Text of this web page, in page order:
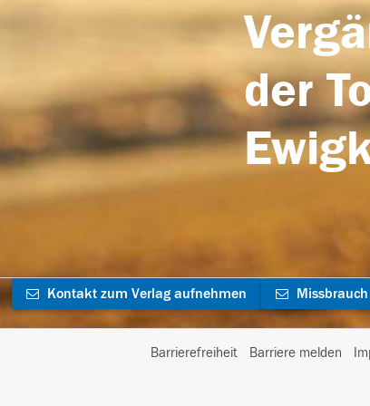
der
Kontakt zum Verlag aufnehmen
Barrierefreiheit Barriere melden